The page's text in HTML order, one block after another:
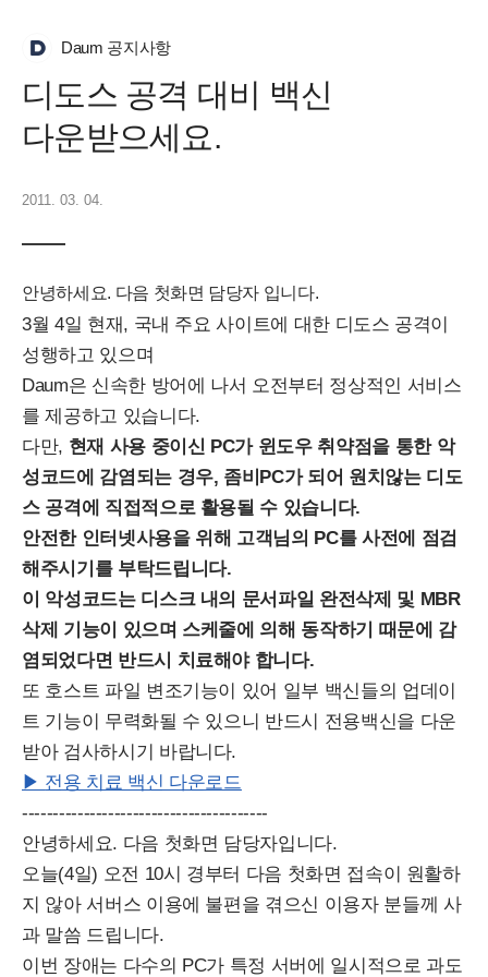
Daum 공지사항
디도스 공격 대비 백신
다운받으세요.
2011. 03. 04.
안녕하세요. 다음 첫화면 담당자 입니다.
3월 4일 현재, 국내 주요 사이트에 대한 디도스 공격이
성행하고 있으며
Daum은 신속한 방어에 나서 오전부터 정상적인 서비스
를 제공하고 있습니다.
다만, 현재 사용 중이신 PC가 윈도우 취약점을 통한 악
성코드에 감염되는 경우, 좀비PC가 되어 원치않는 디도
스 공격에 직접적으로 활용될 수 있습니다.
안전한 인터넷사용을 위해 고객님의 PC를 사전에 점검
해주시기를 부탁드립니다.
이 악성코드는 디스크 내의 문서파일 완전삭제 및 MBR
삭제 기능이 있으며 스케줄에 의해 동작하기 때문에 감
염되었다면 반드시 치료해야 합니다.
또 호스트 파일 변조기능이 있어 일부 백신들의 업데이
트 기능이 무력화될 수 있으니 반드시 전용백신을 다운
받아 검사하시기 바랍니다.
▶ 전용 치료 백신 다운로드
----------------------------------------
안녕하세요. 다음 첫화면 담당자입니다.
오늘(4일) 오전 10시 경부터 다음 첫화면 접속이 원활하
지 않아 서버스 이용에 불편을 겪으신 이용자 분들께 사
과 말씀 드립니다.
이번 장애는 다수의 PC가 특정 서버에 일시적으로 과도